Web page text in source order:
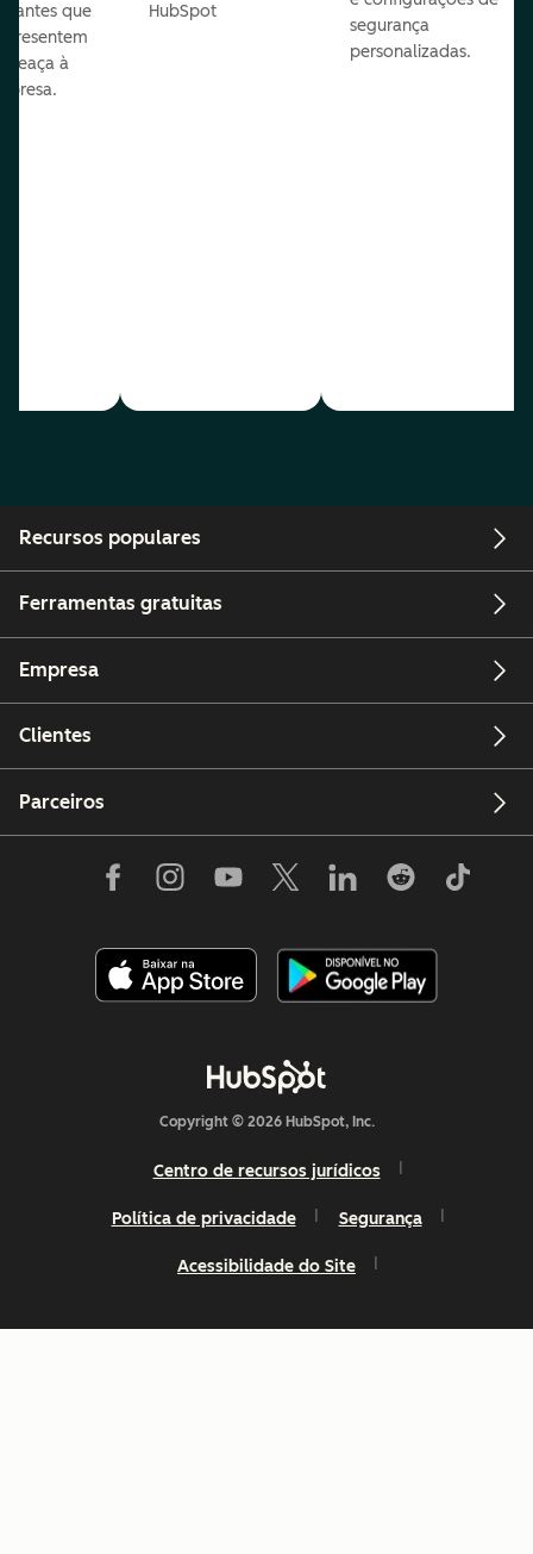
antes que
à
HubSpot
segurança
personalizadas.
Recursos populares
Ferramentas gratuitas
Empresa
Clientes
Parceiros
Copyright © 2026 HubSpot, Inc.
Centro de recursos jurídicos
Política de privacidade Segurança
Acessibilidade do Site